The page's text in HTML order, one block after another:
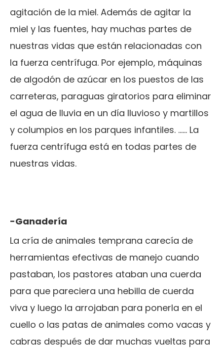
agitación de la miel. Además de agitar la
miel y las fuentes, hay muchas partes de
nuestras vidas que están relacionadas con
la fuerza centrífuga. Por ejemplo, máquinas
de algodón de azúcar en los puestos de las
carreteras, paraguas giratorios para eliminar
el agua de lluvia en un día lluvioso y martillos
y columpios en los parques infantiles. ...... La
fuerza centrífuga está en todas partes de
nuestras vidas.
-Ganadería
La cría de animales temprana carecía de
herramientas efectivas de manejo cuando
pastaban, los pastores ataban una cuerda
para que pareciera una hebilla de cuerda
viva y luego la arrojaban para ponerla en el
cuello o las patas de animales como vacas y
cabras después de dar muchas vueltas para